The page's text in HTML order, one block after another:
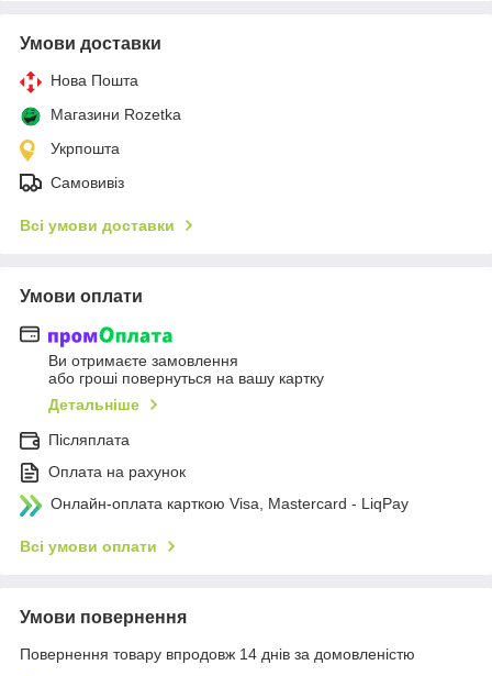
Умови доставки
Нова Пошта
Магазини Rozetka
Укрпошта
Самовивіз
Всі умови доставки
Умови оплати
Ви отримаєте замовлення
або гроші повернуться на вашу картку
Детальніше
Післяплата
Оплата на рахунок
Онлайн-оплата карткою Visa, Mastercard - LiqPay
Всі умови оплати
Умови повернення
Повернення товару впродовж 14 днів за домовленістю